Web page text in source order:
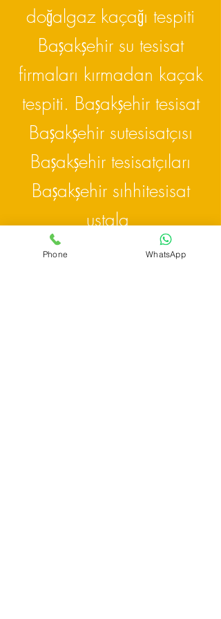
doğalgaz kaçağı tespiti
Başakşehir su tesisat
firmaları kırmadan kaçak
tespiti. Başakşehir tesisat
Başakşehir sutesisatçısı
Başakşehir tesisatçıları
Başakşehir sıhhitesisat
ustala
Phone WhatsApp